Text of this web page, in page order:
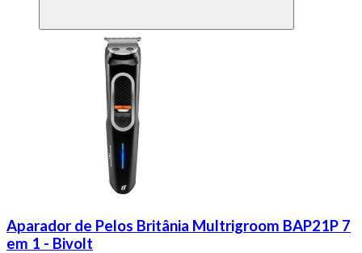
Aparador de Pelos Britânia Multrigroom BAP21P 7
em 1 - Bivolt